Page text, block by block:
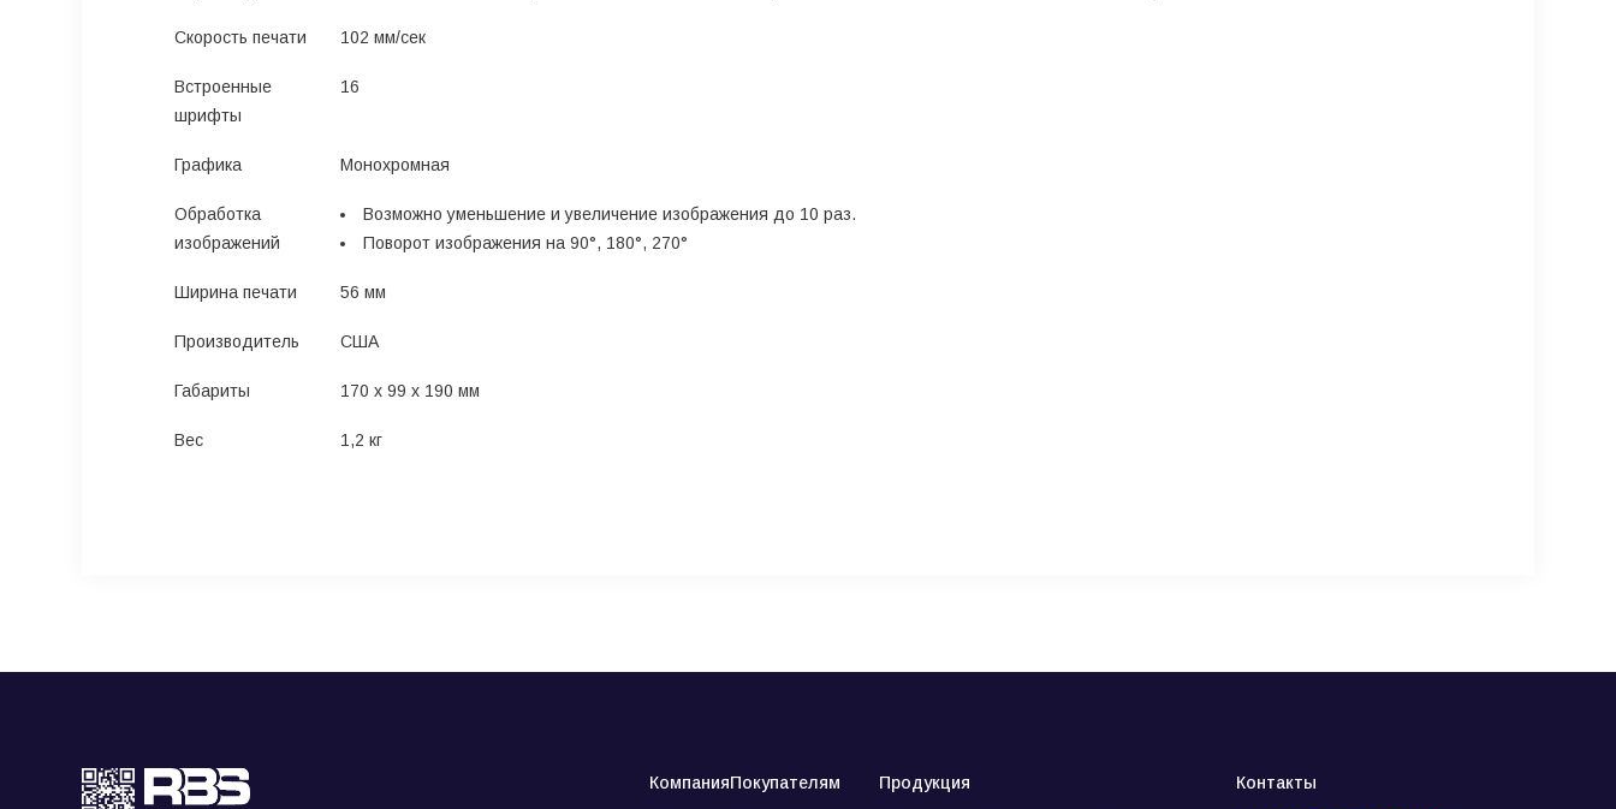
Скорость печати 102 мм/сек
Встроенные
шрифты
16
Графика Монохромная
Обработка
изображений
Возможно уменьшение и увеличение изображения до 10 раз.
Поворот изображения на 90°, 180°, 270°
Ширина печати 56 мм
Производитель США
Габариты 170 х 99 х 190 мм
Вес 1,2 кг
КомпанияПокупателям Продукция Контакты